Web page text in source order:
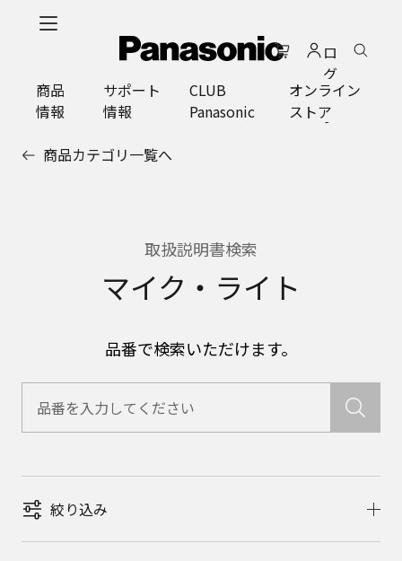
ロ
グ
イ
ン
商品
情報
サポート
情報
CLUB
Panasonic
オンライン
ストア
商品カテゴリ一覧へ
取扱説明書検索
マイク・ライト
品番で検索いただけます。
絞り込み